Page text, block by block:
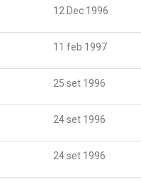
12 Dec 1996
11 feb 1997
25 set 1996
24 set 1996
24 set 1996